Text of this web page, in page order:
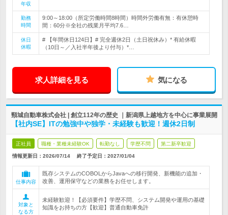
年収
勤務
時間
9:00～18:00（所定労働時間8時間）時間外労働有無：有休憩時
間：60分※全社の残業月平均7.6…
休日
休暇
# 【年間休日124日】# 完全週休2日（土日祝休み）* 有給休暇
（10日～／入社半年後より付与）*…
求人詳細を見る 気になる
頸城自動車株式会社 | 創立112年の歴史 ｜新潟県上越地方を中心に事業展開
【社内SE】ITの勉強中や独学・未経験も歓迎！週休2日制
正社員 職種・業種未経験OK 転勤なし 学歴不問 第二新卒歓迎
情報更新日：2026/07/14 終了予定日： 2027/01/04
仕事内容
既存システムのCOBOLからJavaへの移行開発、新機能の追加・
改善、運用保守などの業務をお任せします。
対象と
なる方
未経験歓迎！【必須要件】学歴不問、システム開発や運用の基礎
知識をお持ちの方【歓迎】普通自動車免許